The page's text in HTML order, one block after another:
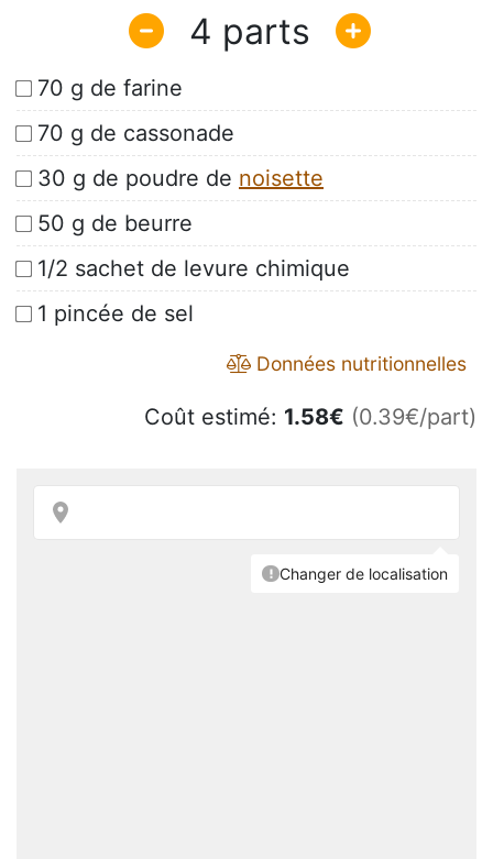
4
70 g de farine
70 g de cassonade
30 g de poudre de noisette
50 g de beurre
1/2 sachet de levure chimique
1 pincée de sel
Données nutritionnelles
Coût estimé: 1.58€ (0.39€/part)